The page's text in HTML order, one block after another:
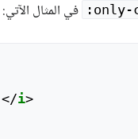
‎:only-
</i>